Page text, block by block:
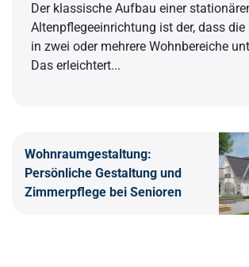
Der klassische Aufbau einer
Altenpflegeeinrichtung ist der, dass die
in zwei oder mehrere Wohnbereiche
Das erleichtert...
Wohnraumgestaltung:
Persönliche Gestaltung und
Zimmerpflege bei Senioren